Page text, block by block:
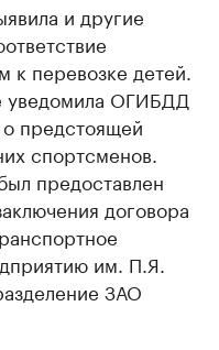
и другие
к перевозке детей.
уведомила ОГИБДД
предстоящей
спортсменов.
предоставлен
договора
им. П.Я.
ЗАО